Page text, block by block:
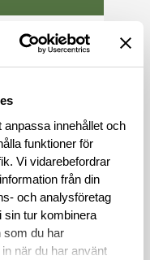
anpassa innehållet och
funktioner för
Vi vidarebefordrar
från din
och analysföretag
tur kombinera
som du har
när du har använt
och
utöver normal
med om